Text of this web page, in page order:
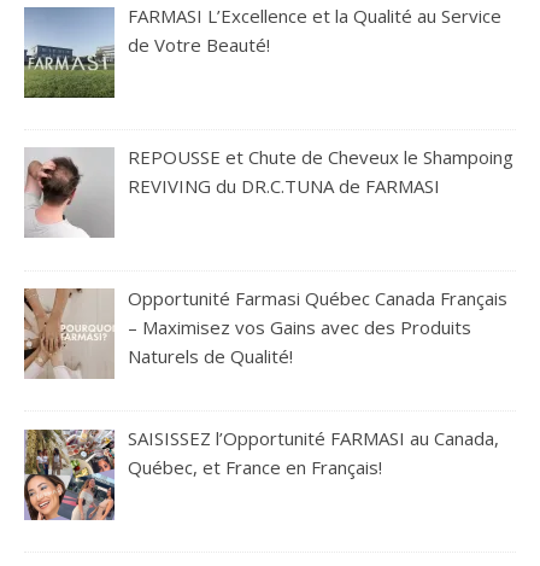
FARMASI L’Excellence et la Qualité au Service
de Votre Beauté!
REPOUSSE et Chute de Cheveux le Shampoing
REVIVING du DR.C.TUNA de FARMASI
Opportunité Farmasi Québec Canada Français
– Maximisez vos Gains avec des Produits
Naturels de Qualité!
SAISISSEZ l’Opportunité FARMASI au Canada,
Québec, et France en Français!